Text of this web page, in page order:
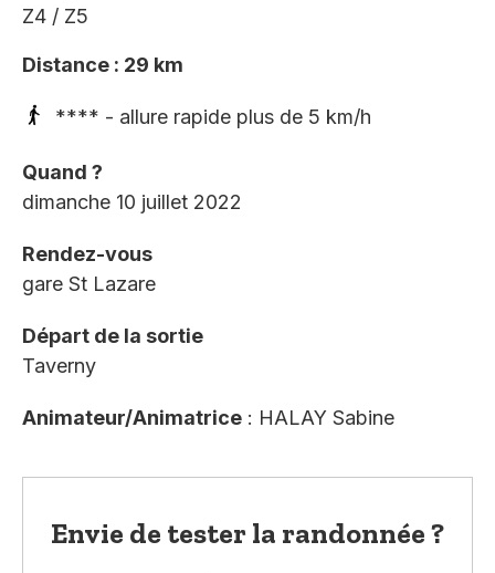
Z4 / Z5
Distance : 29 km
**** - allure rapide plus de 5 km/h
Quand ?
dimanche 10 juillet 2022
Rendez-vous
gare St Lazare
Départ de la sortie
Taverny
Animateur/Animatrice : HALAY Sabine
Envie de tester la randonnée ?